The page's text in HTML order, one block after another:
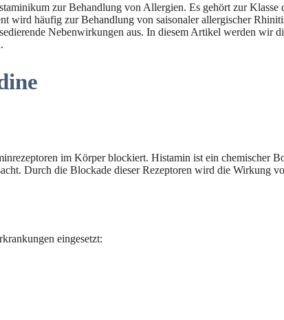
zur Behandlung von Allergien. Es gehört zur
wird häufig zur Behandlung von saisonaler allergischer
Nebenwirkungen aus. In diesem Artikel werden
im Körper blockiert. Histamin ist ein chemischer
Durch die Blockade dieser Rezeptoren wird die Wirkung
eingesetzt: